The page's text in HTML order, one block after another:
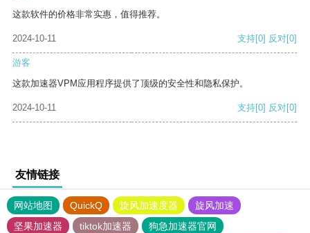
这款软件的价格非常实惠，值得推荐。
2024-10-11 支持[0] 反对[0]
游客
这款加速器VPM应用程序提供了顶级的安全性和隐私保护。
2024-10-11 支持[0] 反对[0]
友情链接
网站地图 QuickQ 旋风加速度器
旋风加速
坚果加速器
tiktok加速器
狗急加速器官网